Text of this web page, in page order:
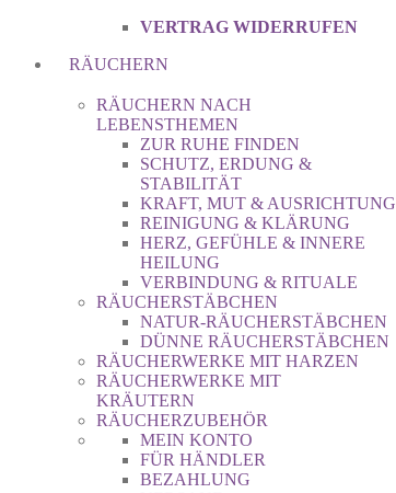
VERTRAG WIDERRUFEN
RÄUCHERN
RÄUCHERN NACH
LEBENSTHEMEN
ZUR RUHE FINDEN
SCHUTZ, ERDUNG &
STABILITÄT
KRAFT, MUT & AUSRICHTUNG
REINIGUNG & KLÄRUNG
HERZ, GEFÜHLE & INNERE
HEILUNG
VERBINDUNG & RITUALE
RÄUCHERSTÄBCHEN
NATUR-RÄUCHERSTÄBCHEN
DÜNNE RÄUCHERSTÄBCHEN
RÄUCHERWERKE MIT HARZEN
RÄUCHERWERKE MIT
KRÄUTERN
RÄUCHERZUBEHÖR
MEIN KONTO
FÜR HÄNDLER
BEZAHLUNG